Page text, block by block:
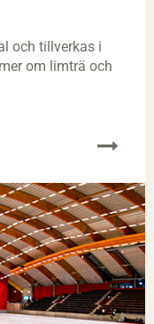
och tillverkas i
om limträ och